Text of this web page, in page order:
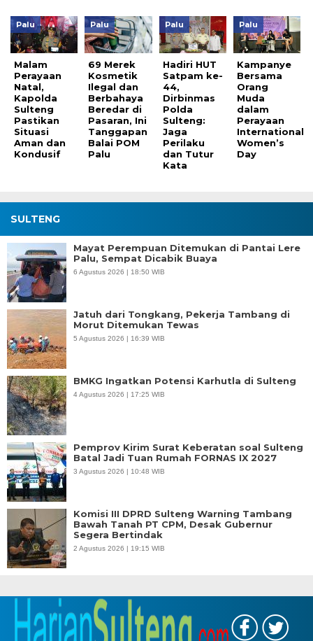
Palu
Malam
Perayaan
Natal,
Kapolda
Sulteng
Pastikan
Situasi
Aman dan
Kondusif
Palu
69 Merek
Kosmetik
Ilegal dan
Berbahaya
Beredar di
Pasaran, Ini
Tanggapan
Balai POM
Palu
Palu
Hadiri HUT
Satpam ke-
44,
Dirbinmas
Polda
Sulteng:
Jaga
Perilaku
dan Tutur
Kata
Palu
Kampanye
Bersama
Orang
Muda
dalam
Perayaan
International
Women’s
Day
SULTENG
Mayat Perempuan Ditemukan di Pantai Lere
Palu, Sempat Dicabik Buaya
6 Agustus 2026 | 18:50 WIB
Jatuh dari Tongkang, Pekerja Tambang di
Morut Ditemukan Tewas
5 Agustus 2026 | 16:39 WIB
BMKG Ingatkan Potensi Karhutla di Sulteng
4 Agustus 2026 | 17:25 WIB
Pemprov Kirim Surat Keberatan soal Sulteng
Batal Jadi Tuan Rumah FORNAS IX 2027
3 Agustus 2026 | 10:48 WIB
Komisi III DPRD Sulteng Warning Tambang
Bawah Tanah PT CPM, Desak Gubernur
Segera Bertindak
2 Agustus 2026 | 19:15 WIB